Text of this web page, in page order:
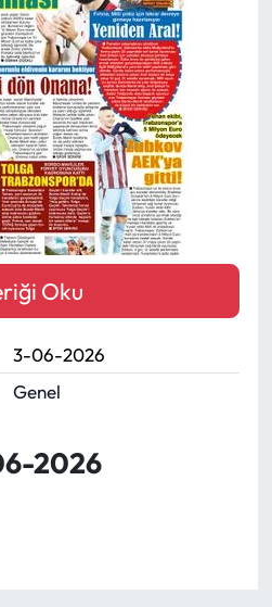
Oku
3-06-2026
Genel
2026